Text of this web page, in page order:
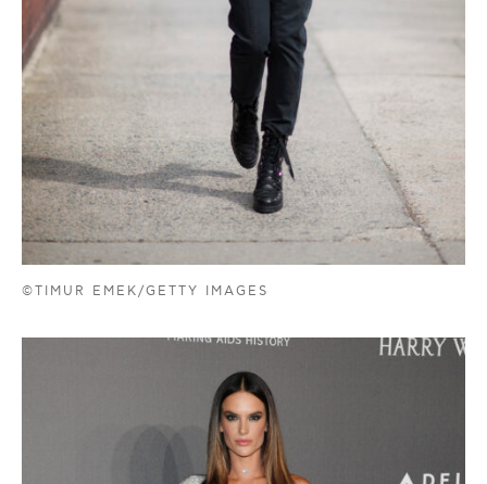
©TIMUR EMEK/GETTY IMAGES